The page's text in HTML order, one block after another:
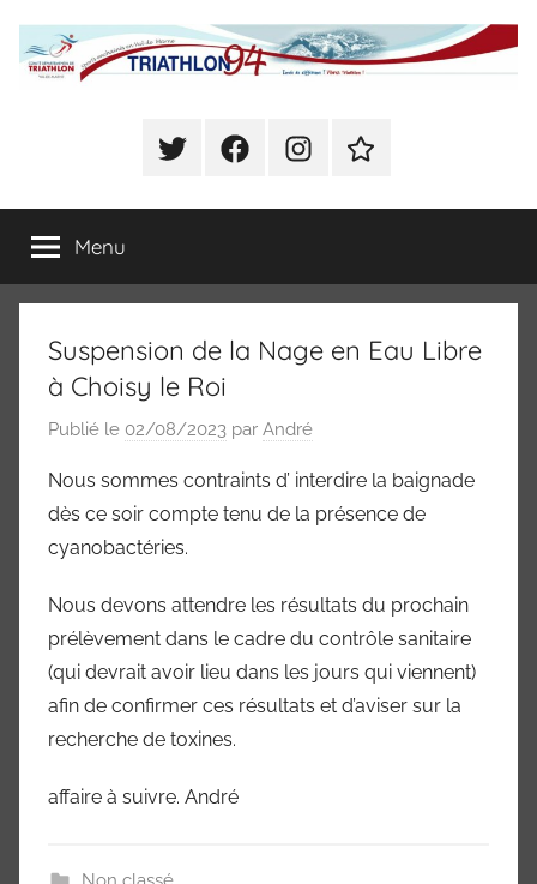
contenu
Comité
de
Triathlon
du
Val
de
Marne
94)
Marne
(Triathlon,
Swim
Raid)
Twitter FacebookInstagram
Se
Présent
CHOISY
Menu
Suspension de la Nage en Eau Libre
à Choisy le Roi
Publié le 02/08/2023 par André
Nous sommes contraints d’ interdire la baignade
dès ce soir compte tenu de la présence de
cyanobactéries.
Nous devons attendre les résultats du prochain
prélèvement dans le cadre du contrôle sanitaire
(qui devrait avoir lieu dans les jours qui viennent)
afin de confirmer ces résultats et d’aviser sur la
recherche de toxines.
affaire à suivre. André